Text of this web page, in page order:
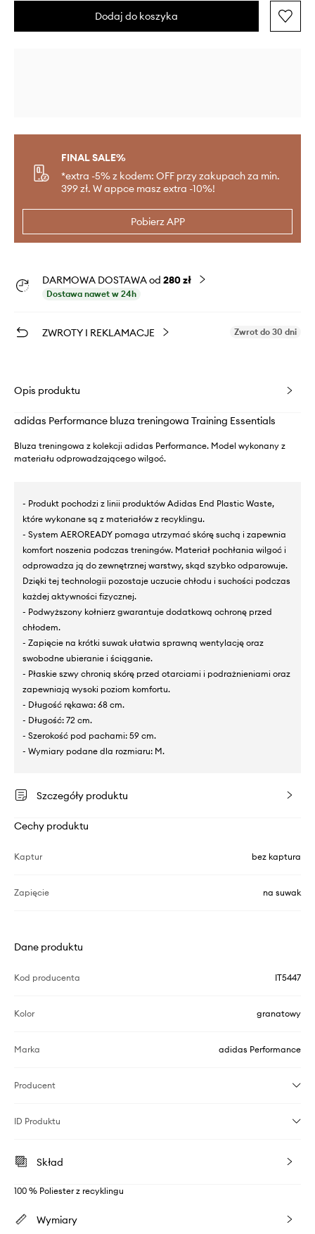
Dodaj do koszyka
FINAL SALE%
*extra -5% z kodem: OFF przy zakupach za min.
399 zł. W appce masz extra -10%!
Pobierz APP
DARMOWA DOSTAWA od 280 zł
Dostawa nawet w 24h
ZWROTY I REKLAMACJE Zwrot do 30 dni
Opis produktu
adidas Performance bluza treningowa Training Essentials
Bluza treningowa z kolekcji adidas Performance. Model wykonany z
materiału odprowadzającego wilgoć.
- Produkt pochodzi z linii produktów Adidas End Plastic Waste,
które wykonane są z materiałów z recyklingu.
- System AEROREADY pomaga utrzymać skórę suchą i zapewnia
komfort noszenia podczas treningów. Materiał pochłania wilgoć i
odprowadza ją do zewnętrznej warstwy, skąd szybko odparowuje.
Dzięki tej technologii pozostaje uczucie chłodu i suchości podczas
każdej aktywności fizycznej.
- Podwyższony kołnierz gwarantuje dodatkową ochronę przed
chłodem.
- Zapięcie na krótki suwak ułatwia sprawną wentylację oraz
swobodne ubieranie i ściąganie.
- Płaskie szwy chronią skórę przed otarciami i podrażnieniami oraz
zapewniają wysoki poziom komfortu.
- Długość rękawa: 68 cm.
- Długość: 72 cm.
- Szerokość pod pachami: 59 cm.
- Wymiary podane dla rozmiaru: M.
Szczegóły produktu
Cechy produktu
Kaptur bez kaptura
Zapięcie na suwak
Dane produktu
Kod producenta IT5447
Kolor granatowy
Marka adidas Performance
Producent
ID Produktu
Skład
100 % Poliester z recyklingu
Wymiary